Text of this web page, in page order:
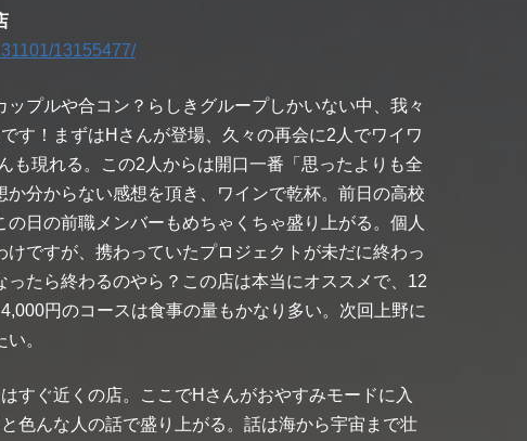
13155477/
プルや合コン？らしきグループしかいない中、我々
す！まずはHさんが登場、久々の再会に2人でワイワ
も現れる。この2人からは開口一番「思ったよりも全
分からない感想を頂き、ワインで乾杯。前日の高校
の日の前職メンバーもめちゃくちゃ盛り上がる。個人
ですが、携わっていたプロジェクトが未だに終わっ
たら終わるのやら？この店は本当にオススメで、12
円のコースは食事の量もかなり多い。次回上野に
。
すぐ近くの店。ここでHさんがおやすみモードに入
色んな人の話で盛り上がる。話は海から宇宙まで壮